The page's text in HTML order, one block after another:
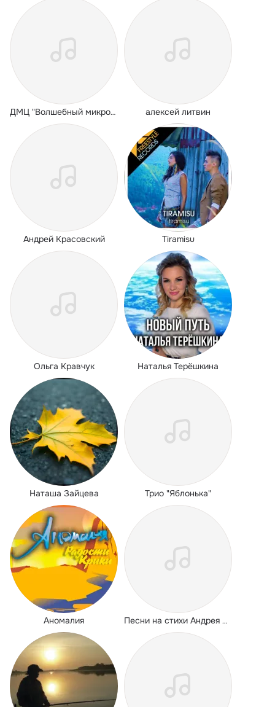
ДМЦ "Волшебный микрофон" алексей литвин
Андрей Красовский Tiramisu
Ольга Кравчук Наталья Терёшкина
Наташа Зайцева Трио "Яблонька"
Аномалия Песни на стихи Андрея Лукашина